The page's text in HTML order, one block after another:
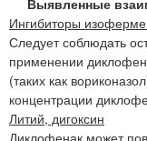
Выявленные
Ингибиторы
Следует соблюдать
применении
(таких как
концентрации
Литий, дигоксин